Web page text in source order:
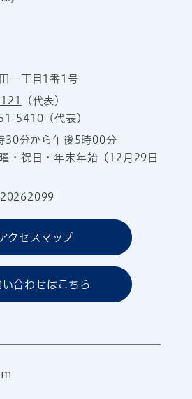
一丁目1番1号
（代表）
5410（代表）
30分から午後5時00分
・祝日・年末年始（12月29日
クセスマップ
い合わせはこちら